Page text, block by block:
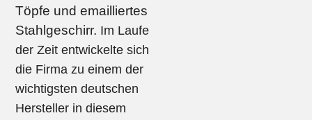
Töpfe und emailliertes
Stahlgeschirr. Im Laufe
der Zeit entwickelte sich
die Firma zu einem der
wichtigsten deutschen
Hersteller in diesem